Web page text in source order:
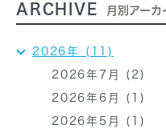
ARCHIVE 月別アーカ
2026年 (11)
2026年7月 (2)
2026年6月 (1)
2026年5月 (1)